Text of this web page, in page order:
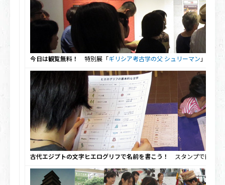
今日は観覧無料！ 特別展「ギリシア考古学の父 シュリーマン」の解
古代エジプトの文字ヒエログリフで名前を書こう！ スタンプで簡単